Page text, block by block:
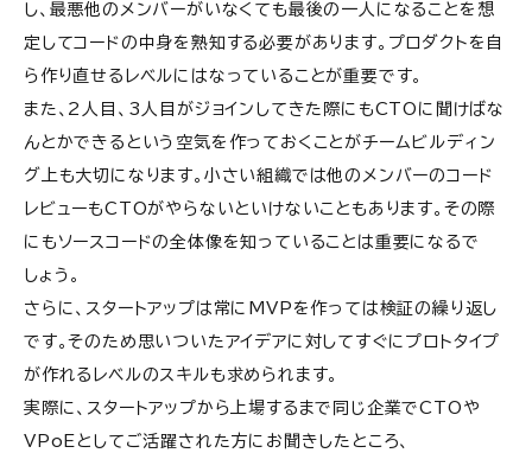
し、最悪他のメンバーがいなくても最後の一人になることを想
定してコードの中身を熟知する必要があります。プロダクトを自
ら作り直せるレベルにはなっていることが重要です。
また、2人目、3人目がジョインしてきた際にもCTOに聞けばな
んとかできるという空気を作っておくことがチームビルディン
グ上も大切になります。 小さい組織では他のメンバーのコード
レビューもCTOがやらないといけないこともあります。その際
にもソースコードの全体像を知っていることは重要になるで
しょう。
さらに、スタートアップは常にMVPを作っては検証の繰り返し
です。そのため思いついたアイデアに対してすぐにプロトタイプ
が作れるレベルのスキルも求められます。
実際に、スタートアップから上場するまで同じ企業でCTOや
VPoEとしてご活躍された方にお聞きしたところ、